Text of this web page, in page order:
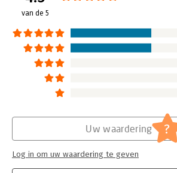
Hoofdrubriek:
van de 5
Uw waardering ?
Log in om uw waardering te geven